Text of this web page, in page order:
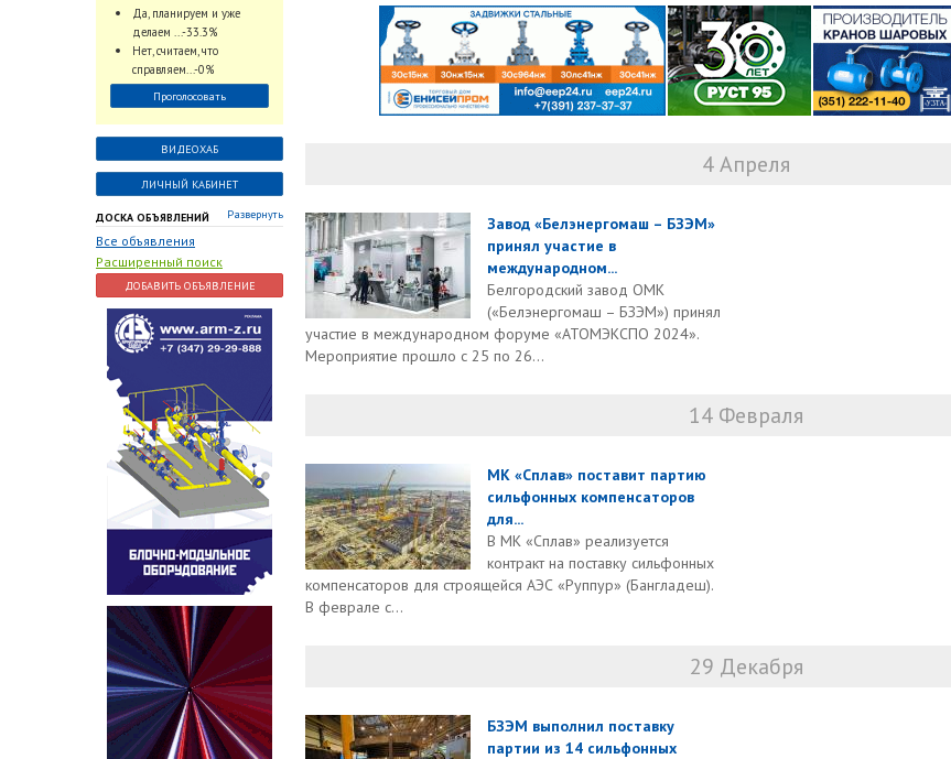
использовать
промышленный
интеллект и цифровые
заказы для ускорения
обработки заказов и
оперативной отгрузки
продукции конечному
потребителю?
Да, планируем и уже
делаем ...-33.3%
Нет, считаем, что
справляем...-0%
Проголосовать
ВИДЕОХАБ
ЛИЧНЫЙ КАБИНЕТ
ДОСКА ОБЪЯВЛЕНИЙ Развернуть
Все объявления
Расширенный поиск
ДОБАВИТЬ ОБЪЯВЛЕНИЕ
4 Апреля
Завод «Белэнергомаш – БЗЭМ»
принял участие в
международном...
Белгородский завод ОМК
(«Белэнергомаш – БЗЭМ») принял
участие в международном форуме «АТОМЭКСПО 2024».
Мероприятие прошло с 25 по 26...
14 Февраля
МК «Сплав» поставит партию
сильфонных компенсаторов
для...
В МК «Сплав» реализуется
контракт на поставку сильфонных
компенсаторов для строящейся АЭС «Руппур» (Бангладеш).
В феврале с...
29 Декабря
БЗЭМ выполнил поставку
партии из 14 сильфонных